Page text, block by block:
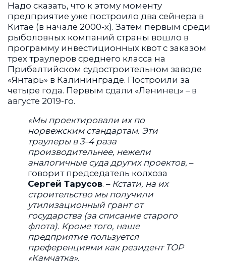
Надо сказать, что к этому моменту
предприятие уже построило два сейнера в
Китае (в начале 2000-х). Затем первым среди
рыболовных компаний страны вошло в
программу инвестиционных квот с заказом
трех траулеров среднего класса на
Прибалтийском судостроительном заводе
«Янтарь» в Калининграде. Построили за
четыре года. Первым сдали «Ленинец» – в
августе 2019-го.
«Мы проектировали их по
норвежским стандартам. Эти
траулеры в 3–4 раза
производительнее, нежели
аналогичные суда других проектов, –
говорит председатель колхоза
Сергей Тарусов. – Кстати, на их
строительство мы получили
утилизационный грант от
государства (за списание старого
флота). Кроме того, наше
предприятие пользуется
преференциями как резидент ТОР
«Камчатка».